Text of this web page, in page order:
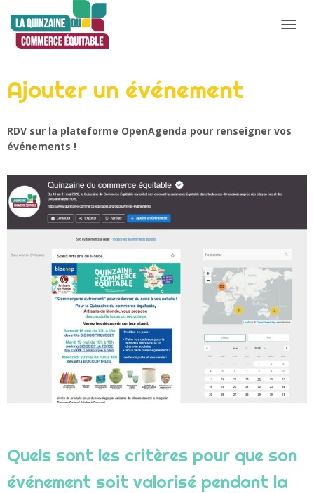
A
V
G
A
I
Ajouter un événement
RDV sur la plateforme OpenAgenda pour renseigner vos
événements !
Quels sont les critères pour que son
événement soit valorisé pendant la